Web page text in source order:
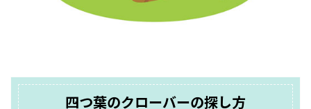
四つ葉のクローバーの探し方